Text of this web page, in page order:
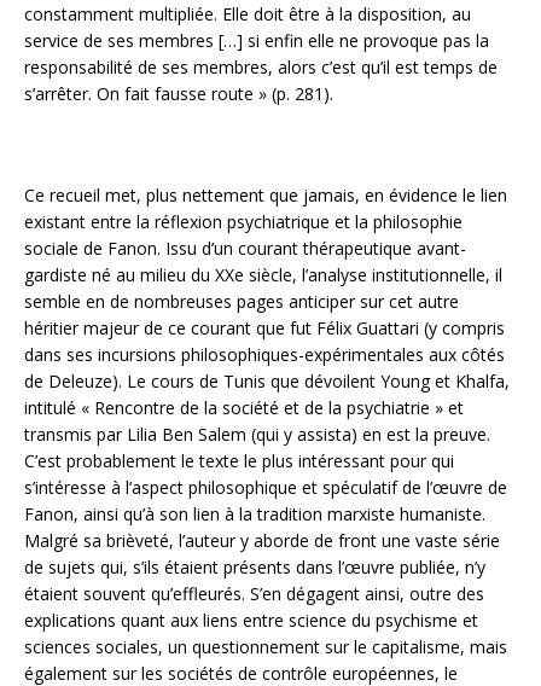
constamment multipliée. Elle doit être à la disposition, au
service de ses membres […] si enfin elle ne provoque pas la
responsabilité de ses membres, alors c’est qu’il est temps de
s’arrêter. On fait fausse route » (p. 281).
Ce recueil met, plus nettement que jamais, en évidence le lien
existant entre la réflexion psychiatrique et la philosophie
sociale de Fanon. Issu d’un courant thérapeutique avant-
gardiste né au milieu du XXe siècle, l’analyse institutionnelle, il
semble en de nombreuses pages anticiper sur cet autre
héritier majeur de ce courant que fut Félix Guattari (y compris
dans ses incursions philosophiques-expérimentales aux côtés
de Deleuze). Le cours de Tunis que dévoilent Young et Khalfa,
intitulé « Rencontre de la société et de la psychiatrie » et
transmis par Lilia Ben Salem (qui y assista) en est la preuve.
C’est probablement le texte le plus intéressant pour qui
s’intéresse à l’aspect philosophique et spéculatif de l’œuvre de
Fanon, ainsi qu’à son lien à la tradition marxiste humaniste.
Malgré sa brièveté, l’auteur y aborde de front une vaste série
de sujets qui, s’ils étaient présents dans l’œuvre publiée, n’y
étaient souvent qu’effleurés. S’en dégagent ainsi, outre des
explications quant aux liens entre science du psychisme et
sciences sociales, un questionnement sur le capitalisme, mais
également sur les sociétés de contrôle européennes, le